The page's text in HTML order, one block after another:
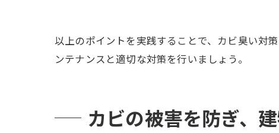
以上のポイントを実践することで、カビ臭い対
ンテナンスと適切な対策を行いましょう。
カビの被害を防ぎ、